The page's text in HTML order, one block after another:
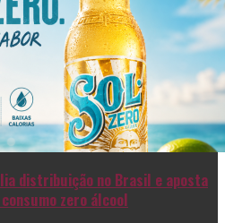
distribuição no Brasil e aposta
zero álcool